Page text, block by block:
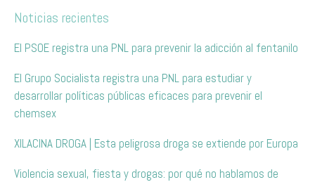
Noticias recientes
El PSOE registra una PNL para prevenir la adicción al fentanilo
El Grupo Socialista registra una PNL para estudiar y
desarrollar políticas públicas eficaces para prevenir el
chemsex
XILACINA DROGA | Esta peligrosa droga se extiende por Europa
Violencia sexual, fiesta y drogas: por qué no hablamos de